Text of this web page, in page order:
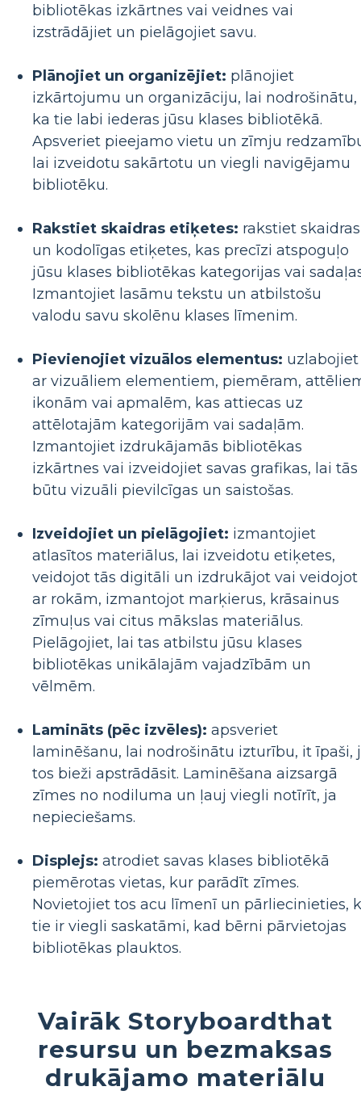
bibliotēkas izkārtnes vai veidnes vai
izstrādājiet un pielāgojiet savu.
Plānojiet un organizējiet: plānojiet
izkārtojumu un organizāciju, lai nodrošinātu,
ka tie labi iederas jūsu klases bibliotēkā.
Apsveriet pieejamo vietu un zīmju
lai izveidotu sakārtotu un viegli navigējamu
bibliotēku.
Rakstiet skaidras etiķetes: rakstiet skaidras
un kodolīgas etiķetes, kas precīzi atspoguļo
jūsu klases bibliotēkas kategorijas vai
Izmantojiet lasāmu tekstu un atbilstošu
valodu savu skolēnu klases līmenim.
Pievienojiet vizuālos elementus: uzlabojiet
ar vizuāliem elementiem, piemēram,
ikonām vai apmalēm, kas attiecas uz
attēlotajām kategorijām vai sadaļām.
Izmantojiet izdrukājamās bibliotēkas
izkārtnes vai izveidojiet savas grafikas, lai tās
būtu vizuāli pievilcīgas un saistošas.
Izveidojiet un pielāgojiet: izmantojiet
atlasītos materiālus, lai izveidotu etiķetes,
veidojot tās digitāli un izdrukājot vai veidojot
ar rokām, izmantojot marķierus, krāsainus
zīmuļus vai citus mākslas materiālus.
Pielāgojiet, lai tas atbilstu jūsu klases
bibliotēkas unikālajām vajadzībām un
vēlmēm.
Lamināts (pēc izvēles): apsveriet
laminēšanu, lai nodrošinātu izturību, it īpaši,
tos bieži apstrādāsit. Laminēšana aizsargā
zīmes no nodiluma un ļauj viegli notīrīt, ja
nepieciešams.
Displejs: atrodiet savas klases bibliotēkā
piemērotas vietas, kur parādīt zīmes.
Novietojiet tos acu līmenī un pārliecinieties,
tie ir viegli saskatāmi, kad bērni pārvietojas
bibliotēkas plauktos.
Vairāk Storyboardthat
resursu un bezmaksas
drukājamo materiālu